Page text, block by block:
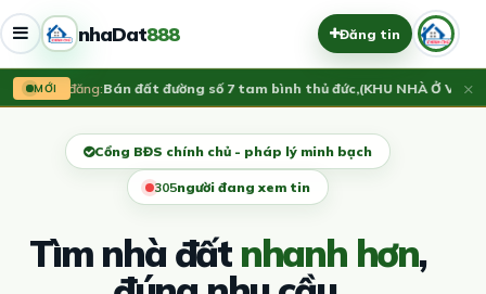
nhaDat888 Đăng tin
MỚI
Vừa đăng:Bán đất đường số 7 tam bình thủ đức,(KHU NHÀ Ở VẠN ×
Cổng BĐS chính chủ - pháp lý minh bạch
304người đang xem tin
Tìm nhà đấtnhanh hơn,